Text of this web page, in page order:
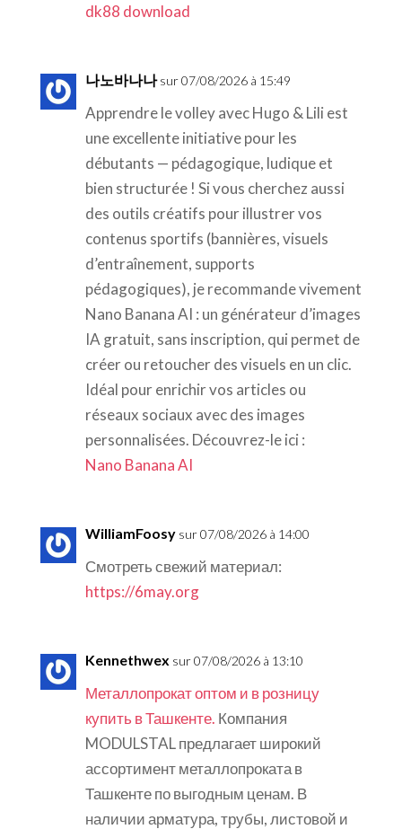
dk88 download
나노바나나 sur 07/08/2026 à 15:49
Apprendre le volley avec Hugo & Lili est
une excellente initiative pour les
débutants — pédagogique, ludique et
bien structurée ! Si vous cherchez aussi
des outils créatifs pour illustrer vos
contenus sportifs (bannières, visuels
d’entraînement, supports
pédagogiques), je recommande vivement
Nano Banana AI : un générateur d’images
IA gratuit, sans inscription, qui permet de
créer ou retoucher des visuels en un clic.
Idéal pour enrichir vos articles ou
réseaux sociaux avec des images
personnalisées. Découvrez-le ici :
Nano Banana AI
WilliamFoosy sur 07/08/2026 à 14:00
Смотреть свежий материал:
https://6may.org
Kennethwex sur 07/08/2026 à 13:10
Металлопрокат оптом и в розницу
купить в Ташкенте. Компания
MODULSTAL предлагает широкий
ассортимент металлопроката в
Ташкенте по выгодным ценам. В
наличии арматура, трубы, листовой и